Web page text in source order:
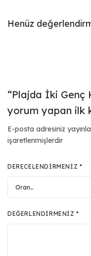
Henüz
“Plajda İki Genç
yorum yapan ilk
E-posta adresiniz
işaretlenmişlerdir
DERECELENDIRMENIZ *
DEĞERLENDIRMENIZ*